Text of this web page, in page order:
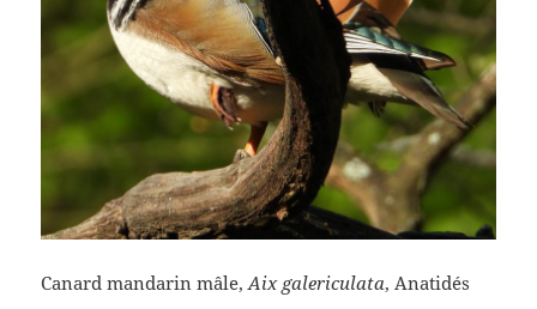
Canard mandarin mâle,Aix galericulata, Anatidés